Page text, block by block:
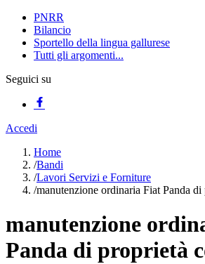
PNRR
Bilancio
Sportello della lingua gallurese
Tutti gli argomenti...
Seguici su
Accedi
Home
/Bandi
/Lavori Servizi e Forniture
/manutenzione ordinaria Fiat Panda
manutenzione
Panda di proprietà